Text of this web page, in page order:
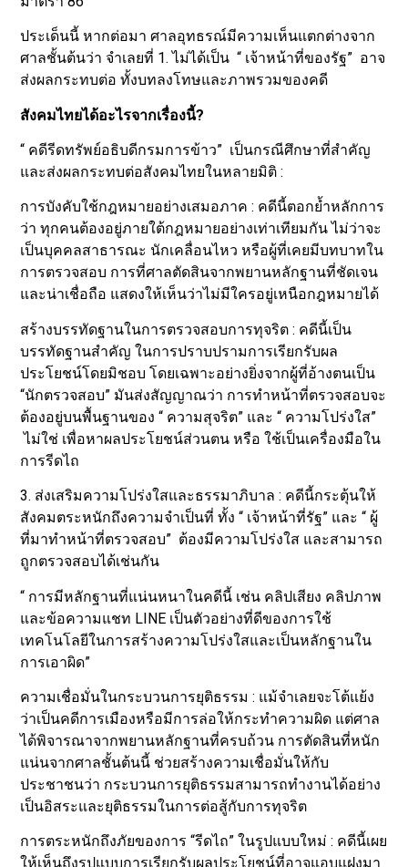
ประเด็นนี้ หากต่อมา ศาลอุทธรณ์มีความเห็นแตกต่างจาก
ศาลชั้นต้นว่า จำเลยที่ 1. ไม่ได้เป็น “ เจ้าหน้าที่ของรัฐ” อาจ
ส่งผลกระทบต่อ ทั้งบทลงโทษและภาพรวมของคดี
สังคมไทยได้อะไรจากเรื่องนี้?
“ คดีรีดทรัพย์อธิบดีกรมการข้าว” เป็นกรณีศึกษาที่สำคัญ
และส่งผลกระทบต่อสังคมไทยในหลายมิติ :
การบังคับใช้กฎหมายอย่างเสมอภาค : คดีนี้ตอกย้ำหลักการ
ว่า ทุกคนต้องอยู่ภายใต้กฎหมายอย่างเท่าเทียมกัน ไม่ว่าจะ
เป็นบุคคลสาธารณะ นักเคลื่อนไหว หรือผู้ที่เคยมีบทบาทใน
การตรวจสอบ การที่ศาลตัดสินจากพยานหลักฐานที่ชัดเจน
และน่าเชื่อถือ แสดงให้เห็นว่าไม่มีใครอยู่เหนือกฎหมายได้
สร้างบรรทัดฐานในการตรวจสอบการทุจริต : คดีนี้เป็น
บรรทัดฐานสำคัญ ในการปราบปรามการเรียกรับผล
ประโยชน์โดยมิชอบ โดยเฉพาะอย่างยิ่งจากผู้ที่อ้างตนเป็น
“นักตรวจสอบ” มันส่งสัญญาณว่า การทำหน้าที่ตรวจสอบจะ
ต้องอยู่บนพื้นฐานของ “ ความสุจริต” และ “ ความโปร่งใส”
ไม่ใช่ เพื่อหาผลประโยชน์ส่วนตน หรือ ใช้เป็นเครื่องมือใน
การรีดไถ
3. ส่งเสริมความโปร่งใสและธรรมาภิบาล : คดีนี้กระตุ้นให้
สังคมตระหนักถึงความจำเป็นที่ ทั้ง “ เจ้าหน้าที่รัฐ” และ “ ผู้
ที่มาทำหน้าที่ตรวจสอบ” ต้องมีความโปร่งใส และสามารถ
ถูกตรวจสอบได้เช่นกัน
“ การมีหลักฐานที่แน่นหนาในคดีนี้ เช่น คลิปเสียง คลิปภาพ
และข้อความแชท LINE เป็นตัวอย่างที่ดีของการใช้
เทคโนโลยีในการสร้างความโปร่งใสและเป็นหลักฐานใน
การเอาผิด”
ความเชื่อมั่นในกระบวนการยุติธรรม : แม้จำเลยจะโต้แย้ง
ว่าเป็นคดีการเมืองหรือมีการล่อให้กระทำความผิด แต่ศาล
ได้พิจารณาจากพยานหลักฐานที่ครบถ้วน การตัดสินที่หนัก
แน่นจากศาลชั้นต้นนี้ ช่วยสร้างความเชื่อมั่นให้กับ
ประชาชนว่า กระบวนการยุติธรรมสามารถทำงานได้อย่าง
เป็นอิสระและยุติธรรมในการต่อสู้กับการทุจริต
การตระหนักถึงภัยของการ “รีดไถ” ในรูปแบบใหม่ : คดีนี้เผย
ให้เห็นถึงรูปแบบการเรียกรับผลประโยชน์ที่อาจแอบแฝงมา